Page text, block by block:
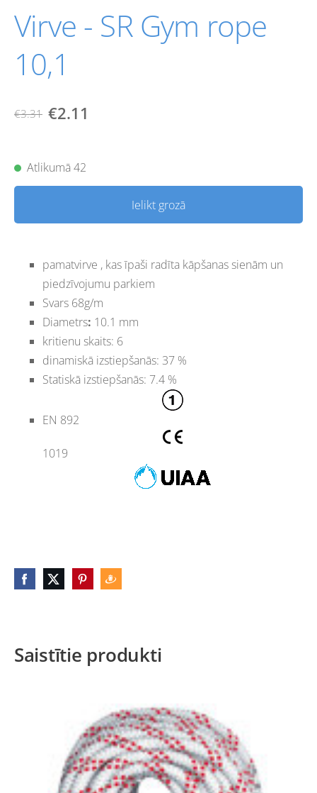
Virve - SR Gym rope
10,1
€3.31 €2.11
Atlikumā 42
Ielikt grozā
pamatvirve , kas īpaši radīta kāpšanas sienām un
piedzīvojumu parkiem
Svars 68g/m
Diametrs: 10.1 mm
kritienu skaits: 6
dinamiskā izstiepšanās: 37 %
Statiskā izstiepšanās: 7.4 %
EN 892
1019
Saistītie produkti